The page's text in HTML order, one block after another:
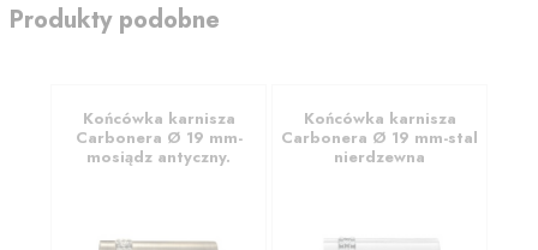
Produkty podobne
Końcówka karnisza
Carbonera Ø 19 mm-
mosiądz antyczny.
Końcówka karnisza
Carbonera Ø 19 mm-stal
nierdzewna